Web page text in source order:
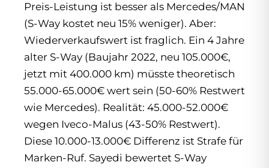
Preis-Leistung ist besser als Mercedes/MAN
(S-Way kostet neu 15% weniger). Aber:
Wiederverkaufswert ist fraglich. Ein 4 Jahre
alter S-Way (Baujahr 2022, neu 105.000€,
jetzt mit 400.000 km) müsste theoretisch
55.000-65.000€ wert sein (50-60% Restwert
wie Mercedes). Realität: 45.000-52.000€
wegen Iveco-Malus (43-50% Restwert).
Diese 10.000-13.000€ Differenz ist Strafe für
Marken-Ruf. Sayedi bewertet S-Way